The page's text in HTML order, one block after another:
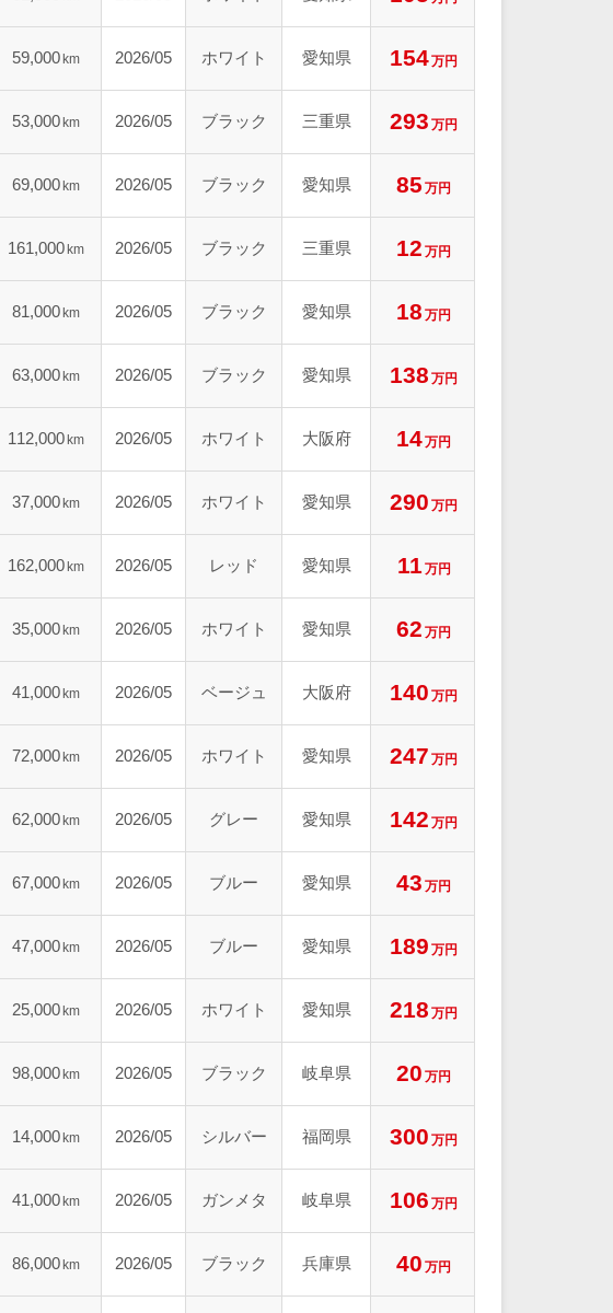
59,000 km 2026/05 ホワイト 愛知県 154万円
53,000 km 2026/05 ブラック 三重県 293 万円
69,000 km 2026/05 ブラック 愛知県 85 万円
161,000 km 2026/05 ブラック 三重県 12 万円
81,000 km 2026/05 ブラック 愛知県 18 万円
63,000 km 2026/05 ブラック 愛知県 138 万円
112,000 km 2026/05 ホワイト 大阪府 14万円
37,000 km 2026/05 ホワイト 愛知県 290 万円
162,000 km 2026/05 レッド 愛知県 11万円
35,000 km 2026/05 ホワイト 愛知県 62 万円
41,000 km 2026/05 ベージュ 大阪府 140 万円
72,000 km 2026/05 ホワイト 愛知県 247 万円
62,000 km 2026/05 グレー 愛知県 142 万円
67,000 km 2026/05 ブルー 愛知県 43 万円
47,000 km 2026/05 ブルー 愛知県 189 万円
25,000 km 2026/05 ホワイト 愛知県 218 万円
98,000 km 2026/05 ブラック 岐阜県 20 万円
14,000 km 2026/05 シルバー 福岡県 300 万円
41,000 km 2026/05 ガンメタ 岐阜県 106 万円
86,000 km 2026/05 ブラック 兵庫県 40 万円